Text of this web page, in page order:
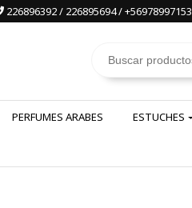
226896392 / 226895694 / +56978997153
PERFUMES ARABES ESTUCHES